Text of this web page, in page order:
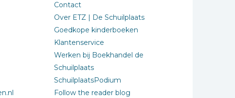
Contact
Over ETZ | De Schuilplaats
Goedkope kinderboeken
Klantenservice
Werken bij Boekhandel de
Schuilplaats
SchuilplaatsPodium
Follow the reader blog